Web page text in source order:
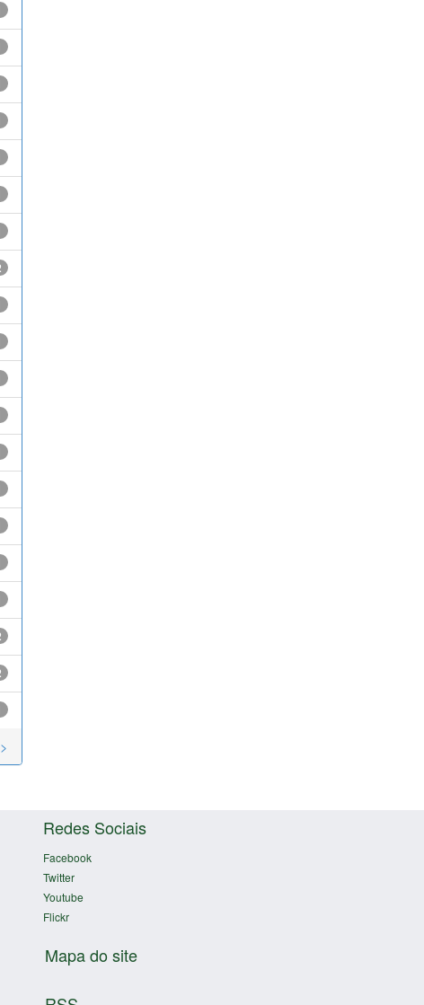
Redes Sociais
Facebook
Twitter
Youtube
Flickr
Mapa do site